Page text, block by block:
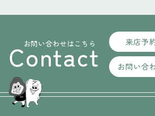
お問い合わせはこちら
Contact 来店予
お問い合